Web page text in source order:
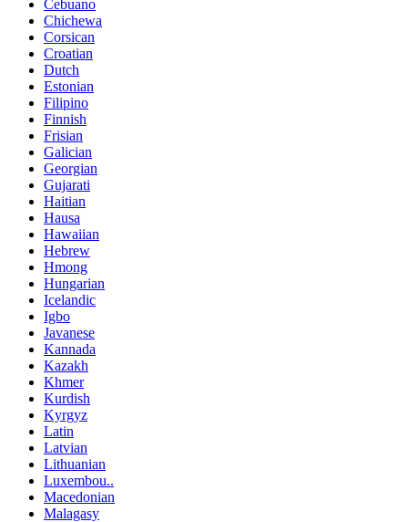
Cebuano
Chichewa
Corsican
Croatian
Dutch
Estonian
Filipino
Finnish
Frisian
Galician
Georgian
Gujarati
Haitian
Hausa
Hawaiian
Hebrew
Hmong
Hungarian
Icelandic
Igbo
Javanese
Kannada
Kazakh
Khmer
Kurdish
Kyrgyz
Latin
Latvian
Lithuanian
Luxembou..
Macedonian
Malagasy